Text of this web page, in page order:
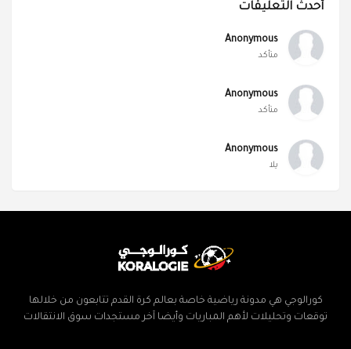
أحدث التعليقات
Anonymous
متأكد
Anonymous
متأكد
Anonymous
يلا
كورالوجي هي مدونة رياضية خاصة بعالم كرة القدم تتابعون من خلالها
توقعات وتحليلات لأهم المباريات وأيضا آخر مستجدات سوق الانتقالات